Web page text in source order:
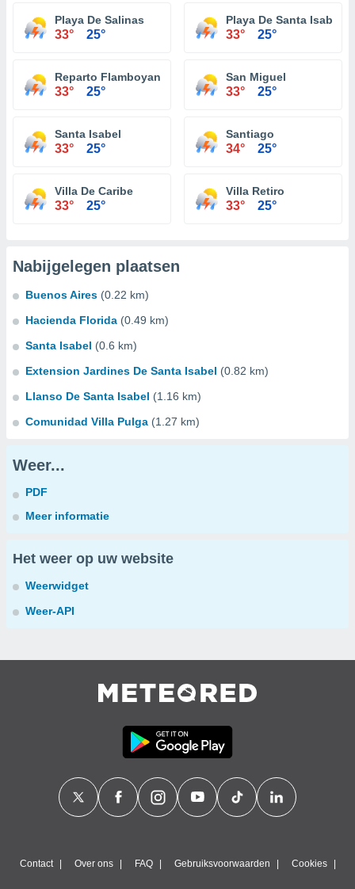
Playa De Salinas
33° 25°
Playa De Santa Isabel
33° 25°
Reparto Flamboyan
33° 25°
San Miguel
33° 25°
Santa Isabel
33° 25°
Santiago
34° 25°
Villa De Caribe
33° 25°
Villa Retiro
33° 25°
Nabijgelegen plaatsen
Buenos Aires (0.22 km)
Hacienda Florida (0.49 km)
Santa Isabel (0.6 km)
Extension Jardines De Santa Isabel (0.82 km)
Llanso De Santa Isabel (1.16 km)
Comunidad Villa Pulga (1.27 km)
Weer...
PDF
Meer informatie
Het weer op uw website
Weerwidget
Weer-API
Contact Over ons FAQ Gebruiksvoorwaarden Cookies